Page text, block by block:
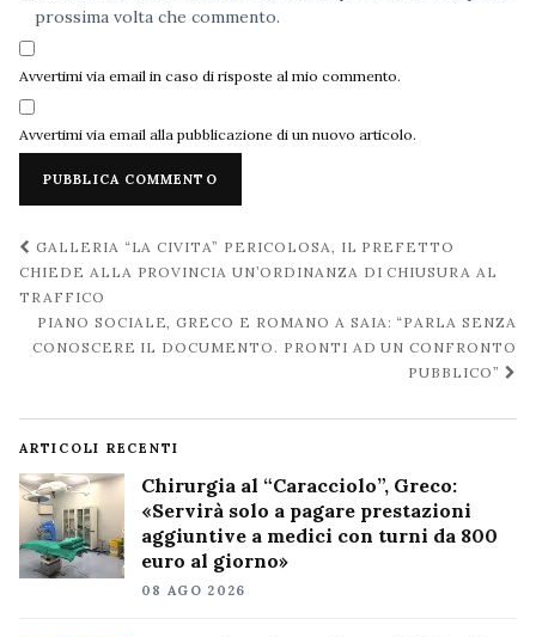
prossima volta che commento.
Avvertimi via email in caso di risposte al mio commento.
Avvertimi via email alla pubblicazione di un nuovo articolo.
Navigazione
post
GALLERIA “LA CIVITA” PERICOLOSA, IL PREFETTO
CHIEDE ALLA PROVINCIA UN’ORDINANZA DI CHIUSURA AL
TRAFFICO
PIANO SOCIALE, GRECO E ROMANO A SAIA: “PARLA SENZA
CONOSCERE IL DOCUMENTO. PRONTI AD UN CONFRONTO
PUBBLICO”
ARTICOLI RECENTI
Chirurgia al “Caracciolo”, Greco:
«Servirà solo a pagare prestazioni
aggiuntive a medici con turni da 800
euro al giorno»
08 AGO 2026